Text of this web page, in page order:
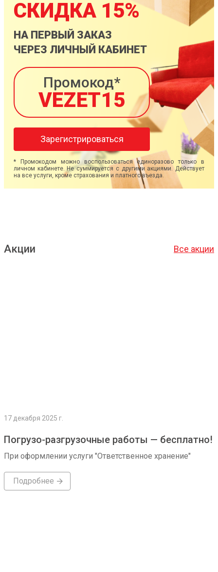
СКИДКА 15%
НА ПЕРВЫЙ ЗАКАЗ
ЧЕРЕЗ ЛИЧНЫЙ КАБИНЕТ
Промокод*
VEZET15
Зарегистрироваться
* Промокодом можно воспользоваться единоразово только в
личном кабинете. Не суммируется с другими акциями. Действует
на все услуги, кроме страхования и платного въезда.
Акции Все акции
17 декабря 2025 г.
Погрузо-разгрузочные работы — бесплатно!
При оформлении услуги "Ответственное хранение"
Подробнее